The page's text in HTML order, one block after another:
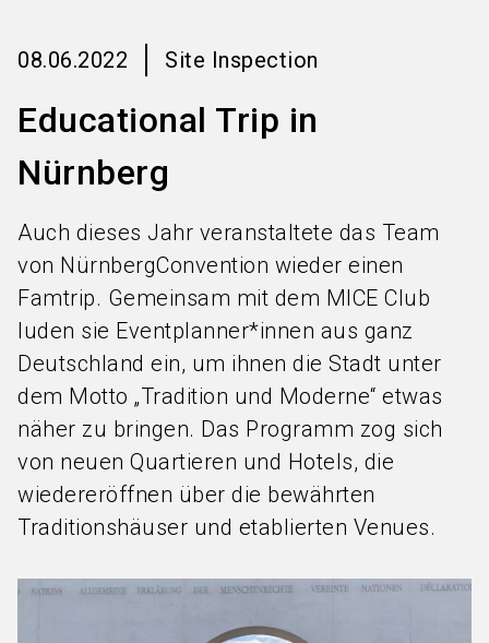
08.06.2022 Site Inspection
Educational Trip in
Nürnberg
Auch dieses Jahr veranstaltete das Team
von NürnbergConvention wieder einen
Famtrip. Gemeinsam mit dem MICE Club
luden sie Eventplanner*innen aus ganz
Deutschland ein, um ihnen die Stadt unter
dem Motto „Tradition und Moderne“ etwas
näher zu bringen. Das Programm zog sich
von neuen Quartieren und Hotels, die
wiedereröffnen über die bewährten
Traditionshäuser und etablierten Venues.